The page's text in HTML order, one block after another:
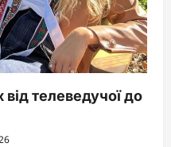
телеведучої до